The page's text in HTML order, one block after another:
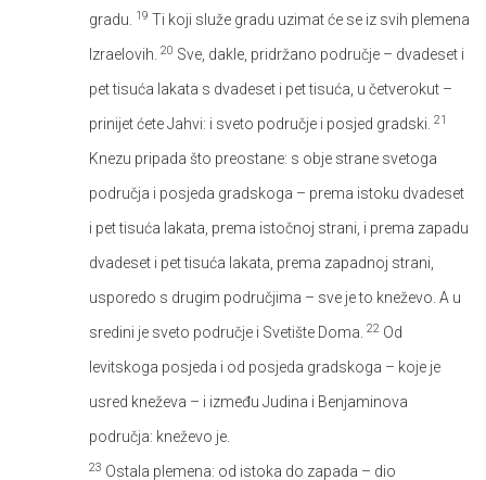
gradu.
19 Ti koji služe gradu uzimat će se iz svih plemena
Izraelovih. 20 Sve, dakle, pridržano područje – dvadeset i
pet tisuća lakata s dvadeset i pet tisuća, u četverokut –
prinijet ćete Jahvi: i sveto područje i posjed gradski. 21
Knezu pripada što preostane: s obje strane svetoga
područja i posjeda gradskoga – prema istoku dvadeset
i pet tisuća lakata, prema istočnoj strani, i prema zapadu
dvadeset i pet tisuća lakata, prema zapadnoj strani,
usporedo s drugim područjima – sve je to kneževo. A u
sredini je sveto područje i Svetište Doma. 22 Od
levitskoga posjeda i od posjeda gradskoga – koje je
usred kneževa – i između Judina i Benjaminova
područja: kneževo je.
23 Ostala plemena: od istoka do zapada – dio